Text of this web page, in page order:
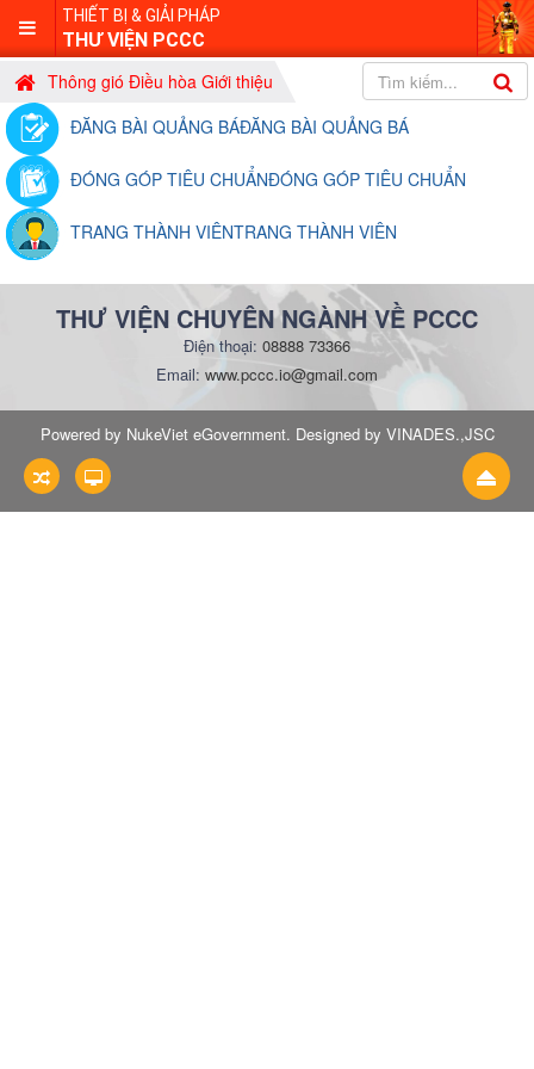
THIẾT BỊ & GIẢI PHÁP
THƯ VIỆN PCCC
Thông gió Điều hòa Giới thiệu
ĐĂNG BÀI QUẢNG BÁĐĂNG BÀI QUẢNG BÁ
ĐÓNG GÓP TIÊU CHUẨNĐÓNG GÓP TIÊU CHUẨN
TRANG THÀNH VIÊNTRANG THÀNH VIÊN
THƯ VIỆN CHUYÊN NGÀNH VỀ PCCC
Điện thoại: 08888 73366
Email: www.pccc.io@gmail.com
Powered by NukeViet eGovernment. Designed by VINADES.,JSC